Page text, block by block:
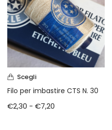
Scegli
Filo per imbastire CTS N. 30
€2,30 - €7,20